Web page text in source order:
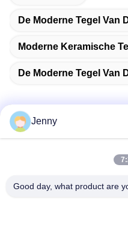
De Moderne Tegel Van
Moderne Keramische
De Moderne Tegel Van
2 verdieping 11, Noord-
Jenny
Good day, what product are